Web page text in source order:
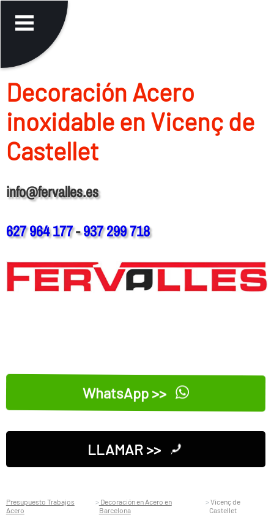
Decoración Acero
inoxidable en Vicenç de
Castellet
info@fervalles.es
627 964 177-937 299 718
WhatsApp >>
LLAMAR >>
Presupuesto Trabajos
Acero
Decoración en Acero en
Barcelona
Vicenç de
Castellet